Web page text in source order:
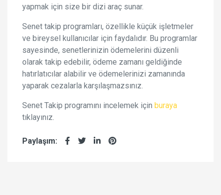
yapmak için size bir dizi araç sunar.
Senet takip programları, özellikle küçük işletmeler
ve bireysel kullanıcılar için faydalıdır. Bu programlar
sayesinde, senetlerinizin ödemelerini düzenli
olarak takip edebilir, ödeme zamanı geldiğinde
hatırlatıcılar alabilir ve ödemelerinizi zamanında
yaparak cezalarla karşılaşmazsınız.
Senet Takip programını incelemek için buraya
tıklayınız.
Paylaşım: